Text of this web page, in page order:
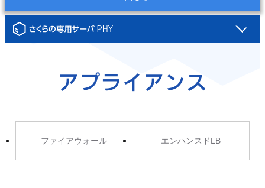
さくらの専用サーバ PHY
アプライアンス
ファイアウォール エンハンスドLB